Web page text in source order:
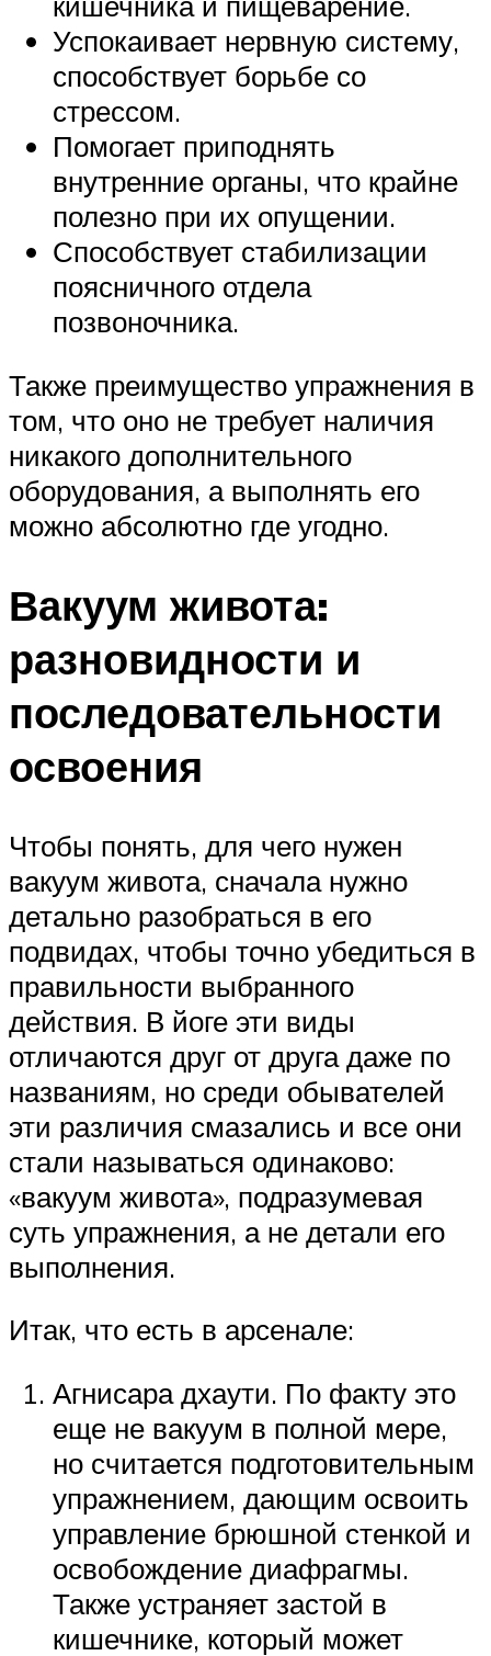
Успокаивает нервную систему,
способствует борьбе со
стрессом.
Помогает приподнять
внутренние органы, что крайне
полезно при их опущении.
Способствует стабилизации
поясничного отдела
позвоночника.
Также преимущество упражнения в
том, что оно не требует наличия
никакого дополнительного
оборудования, а выполнять его
можно абсолютно где угодно.
Вакуум живота:
разновидности и
последовательности
освоения
Чтобы понять, для чего нужен
вакуум живота, сначала нужно
детально разобраться в его
подвидах, чтобы точно убедиться в
правильности выбранного
действия. В йоге эти виды
отличаются друг от друга даже по
названиям, но среди обывателей
эти различия смазались и все они
стали называться одинаково:
«вакуум живота», подразумевая
суть упражнения, а не детали его
выполнения.
Итак, что есть в арсенале:
Агнисара дхаути. По факту это
еще не вакуум в полной мере,
но считается подготовительным
упражнением, дающим освоить
управление брюшной стенкой и
освобождение диафрагмы.
Также устраняет застой в
кишечнике, который может